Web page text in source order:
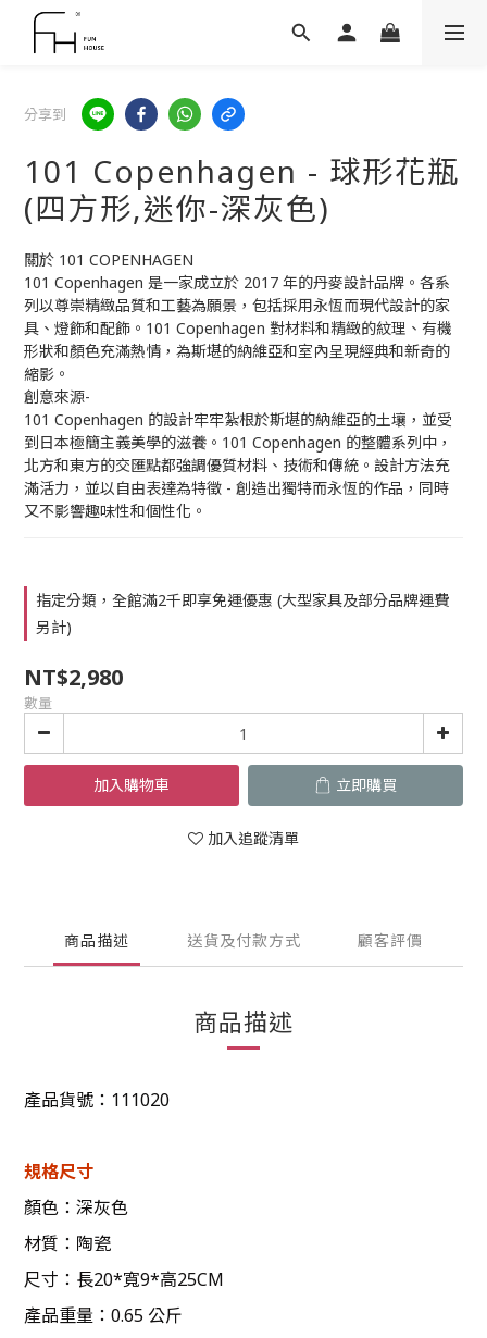
分享到
101 Copenhagen - 球形花瓶
(四方形,迷你-深灰色)
關於 101 COPENHAGEN
101 Copenhagen 是一家成立於 2017 年的丹麥設計品牌。各系
列以尊崇精緻品質和工藝為願景，包括採用永恆而現代設計的家
具、燈飾和配飾。101 Copenhagen 對材料和精緻的紋理、有機
形狀和顏色充滿熱情，為斯堪的納維亞和室內呈現經典和新奇的
縮影。
創意來源-
101 Copenhagen 的設計牢牢紮根於斯堪的納維亞的土壤，並受
到日本極簡主義美學的滋養。101 Copenhagen 的整體系列中，
北方和東方的交匯點都強調優質材料、技術和傳統。設計方法充
滿活力，並以自由表達為特徵 - 創造出獨特而永恆的作品，同時
又不影響趣味性和個性化。
指定分類，全館滿2千即享免運優惠 (大型家具及部分品牌運費
另計)
NT$2,980
數量
加入購物車 立即購買
加入追蹤清單
商品描述 送貨及付款方式 顧客評價
商品描述
產品貨號：111020
規格尺寸
顏色：深灰色
材質：陶瓷
尺寸：長20*寬9*高25CM
產品重量：0.65 公斤